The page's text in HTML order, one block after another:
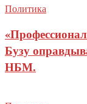
Политика
Бузу
НБМ.